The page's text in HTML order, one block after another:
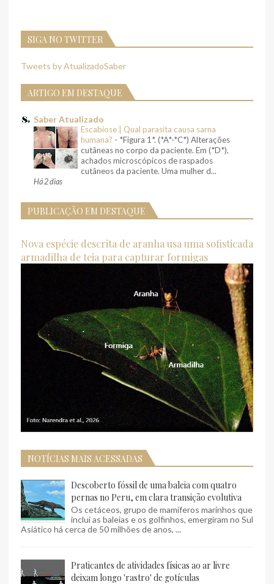
SIGA NO TWITTER
Tweets by AtualizadoSaber
ARTIGO EM DESTAQUE
Saber Atualizado
Escabiose | Qual parasita causa sarna
humana? - *Figura 1*. (*A*-*C*) Alterações
cutâneas no corpo da paciente. Em (*D*),
achados microscópicos de raspados
cutâneos da paciente. Uma mulher d...
Há 2 dias
PUBLICAÇÃO EM DESTAQUE
Nova espécie descrita de aranha usa uma sofisticada
armadilha de teia para capturar formigas
NOTÍCIAS MAIS ACESSADAS
Descoberto fóssil de uma baleia com quatro
pernas no Peru, em clara transição evolutiva
Os cetáceos, grupo de mamíferos marinhos que
inclui as baleias e os golfinhos, emergiram no Sul
Asiático há cerca de 50 milhões de anos, ...
Praticantes de atividades físicas ao ar livre
deixam longo 'rastro' de gotículas